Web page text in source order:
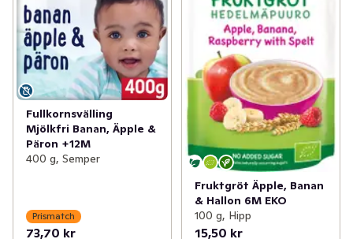
Fullkornsvälling
Mjölkfri Banan, Äpple &
Päron +12M
400 g, Semper
Prismatch
73,70 kr
Fruktgröt Äpple, Banan
& Hallon 6M EKO
100 g, Hipp
15,50 kr